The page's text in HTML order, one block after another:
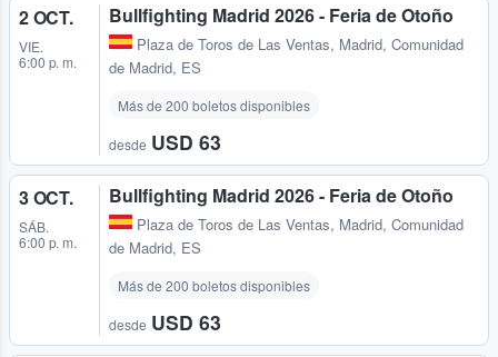
2 OCT.
VIE.
6:00 p. m.
Bullfighting Madrid 2026 - Feria de Otoño
Plaza de Toros de Las Ventas, Madrid, Comunidad
de Madrid, ES
Más de 200 boletos disponibles
desde USD 63
3 OCT.
SÁB.
6:00 p. m.
Bullfighting Madrid 2026 - Feria de Otoño
Plaza de Toros de Las Ventas, Madrid, Comunidad
de Madrid, ES
Más de 200 boletos disponibles
desde USD 63